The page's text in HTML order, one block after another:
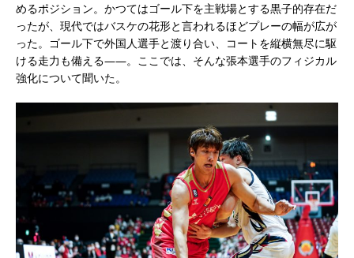
めるポジション。かつてはゴール下を主戦場とする黒子的存在だ
ったが、現代ではバスケの花形と言われるほどプレーの幅が広が
った。ゴール下で外国人選手と渡り合い、コートを縦横無尽に駆
ける走力も備える――。ここでは、そんな張本選手のフィジカル
強化について聞いた。